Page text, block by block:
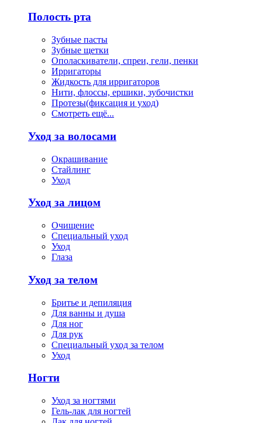
Полость рта
Зубные пасты
Зубные щетки
Ополаскиватели, спреи, гели, пенки
Ирригаторы
Жидкость для ирригаторов
Нити, флоссы, ершики, зубочистки
Протезы(фиксация и уход)
Смотреть ещё...
Уход за волосами
Окрашивание
Стайлинг
Уход
Уход за лицом
Очищение
Специальный уход
Уход
Глаза
Уход за телом
Бритье и депиляция
Для ванны и душа
Для ног
Для рук
Специальный уход за телом
Уход
Ногти
Уход за ногтями
Гель-лак для ногтей